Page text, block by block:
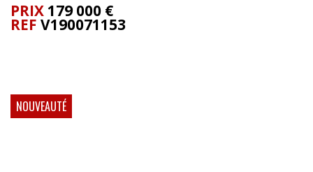
PRIX 179 000 €
REF V190071153
NOUVEAUTÉ